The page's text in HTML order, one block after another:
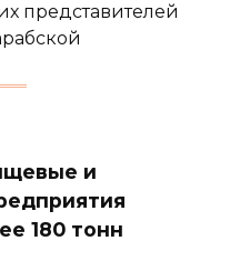
представителей
и
180 тонн